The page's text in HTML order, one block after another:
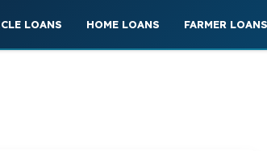
LOANS HOME LOANS FARMER LOANS